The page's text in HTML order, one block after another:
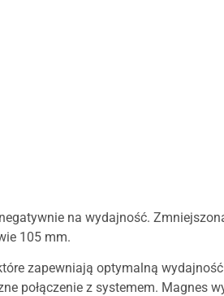
na wydajność.
105 mm.
zapewniają optymalną
połączenie z systemem. Magnes